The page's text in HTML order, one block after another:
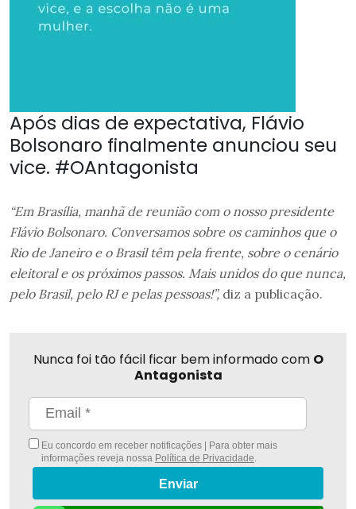
Após dias de expectativa, Flávio
Bolsonaro finalmente anunciou seu
vice. #OAntagonista
“Em Brasília, manhã de reunião com o nosso presidente
Flávio Bolsonaro. Conversamos sobre os caminhos que o
Rio de Janeiro e o Brasil têm pela frente, sobre o cenário
eleitoral e os próximos passos. Mais unidos do que nunca,
pelo Brasil, pelo RJ e pelas pessoas!”, diz a publicação.
Nunca foi tão fácil ficar bem informado com O
Antagonista
Eu concordo em receber notificações | Para obter mais
informações reveja nossa Política de Privacidade
Enviar